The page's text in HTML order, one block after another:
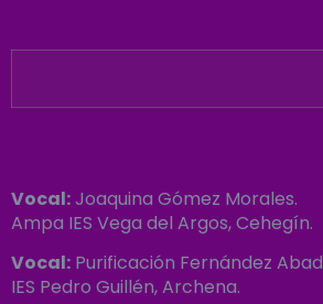
Vocal:Joaquina Gómez Morales.
Ampa IES Vega del Argos, Cehegín.
Vocal: Purificación Fernández Abad
IES Pedro Guillén, Archena.